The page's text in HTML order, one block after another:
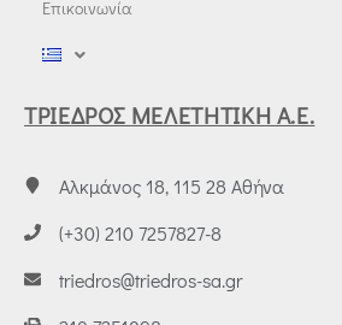
Επικοινωνία
ΤΡΙΕΔΡΟΣ ΜΕΛΕΤΗΤΙΚΗ Α.Ε.
Αλκμάνος 18, 115 28 Αθήνα
(+30) 210 7257827-8
triedros@triedros-sa.gr